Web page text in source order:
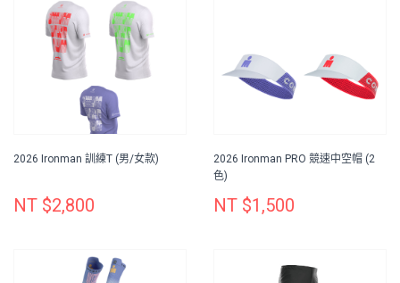
2026 Ironman 訓練T (男/女款)
NT $2,800
2026 Ironman PRO 競速中空帽 (2
色)
NT $1,500